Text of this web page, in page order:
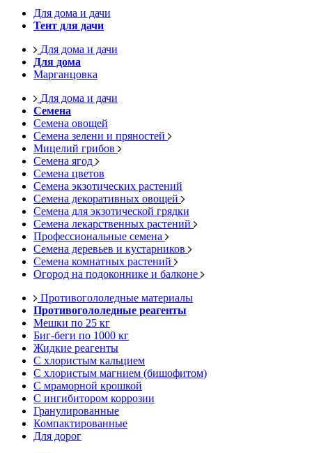
Для дома и дачи
Тент для дачи
Для дома и дачи
Для дома
Марганцовка
Для дома и дачи
Семена
Семена овощей
Семена зелени и пряностей
Мицелий грибов
Семена ягод
Семена цветов
Семена экзотических растений
Семена декоративных овощей
Семена для экзотической грядки
Семена лекарственных растений
Профессиональные семена
Семена деревьев и кустарников
Семена комнатных растений
Огород на подоконнике и балконе
Противогололедные материалы
Противогололедные реагенты
Мешки по 25 кг
Биг-беги по 1000 кг
Жидкие реагенты
С хлористым кальцием
С хлористым магнием (бишофитом)
С мраморной крошкой
С ингибитором коррозии
Гранулированные
Компактированные
Для дорог